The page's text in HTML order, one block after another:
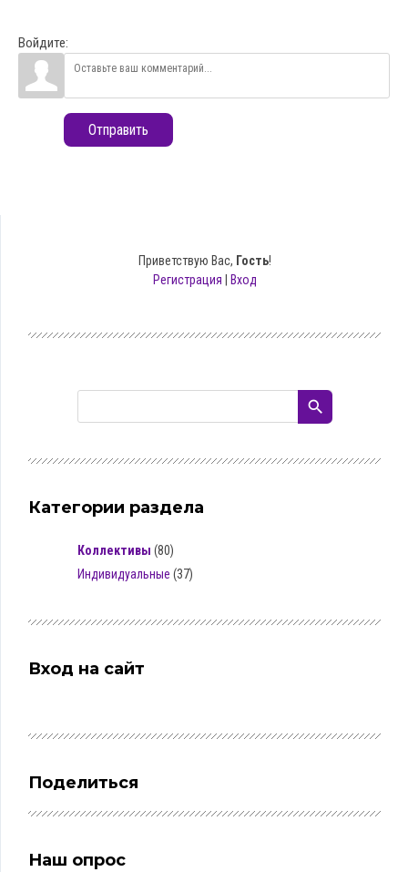
Войдите:
Отправить
Приветствую Вас, Гость!
Регистрация
Вход
Категории раздела
Коллективы (80)
Индивидуальные (37)
Вход на сайт
Поделиться
Наш опрос